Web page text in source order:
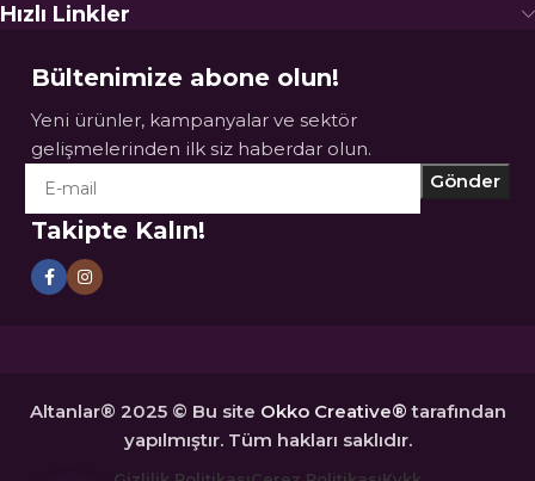
Hızlı Linkler
Bültenimize abone olun!
Yeni ürünler, kampanyalar ve sektör
gelişmelerinden ilk siz haberdar olun.
Takipte Kalın!
Altanlar® 2025 © Bu site Okko Creative® tarafından
yapılmıştır. Tüm hakları saklıdır.